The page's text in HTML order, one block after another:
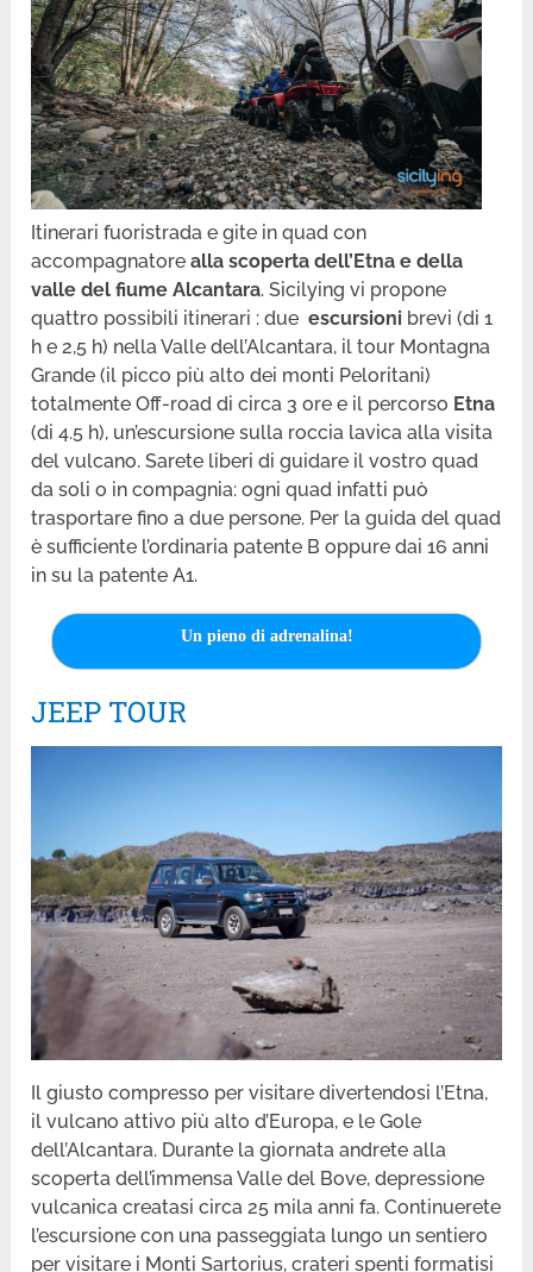
Itinerari fuoristrada e gite in quad con
accompagnatorealla scoperta dell’Etna e della
valle del fiume Alcantara. Sicilying vi propone
quattro possibili itinerari : dueescursioni brevi (di 1
h e 2,5 h) nella Valle dell’Alcantara, il tour Montagna
Grande (il picco più alto dei monti Peloritani)
totalmente Off-road di circa 3 ore e il percorso Etna
(di 4.5 h), un’escursione sulla roccia lavica alla visita
del vulcano. Sarete liberi di guidare il vostro quad
da soli o in compagnia: ogni quad infatti può
trasportare fino a due persone. Per la guida del quad
è sufficiente l’ordinaria patente B oppure dai 16 anni
in su la patente A1.
Un pieno di adrenalina!
JEEP TOUR
Il giusto compresso per visitare divertendosi l’Etna,
il vulcano attivo più alto d’Europa, e le Gole
dell’Alcantara. Durante la giornata andrete alla
scoperta dell’immensa Valle del Bove, depressione
vulcanica creatasi circa 25 mila anni fa. Continuerete
l’escursione con una passeggiata lungo un sentiero
per visitare i Monti Sartorius, crateri spenti formatisi